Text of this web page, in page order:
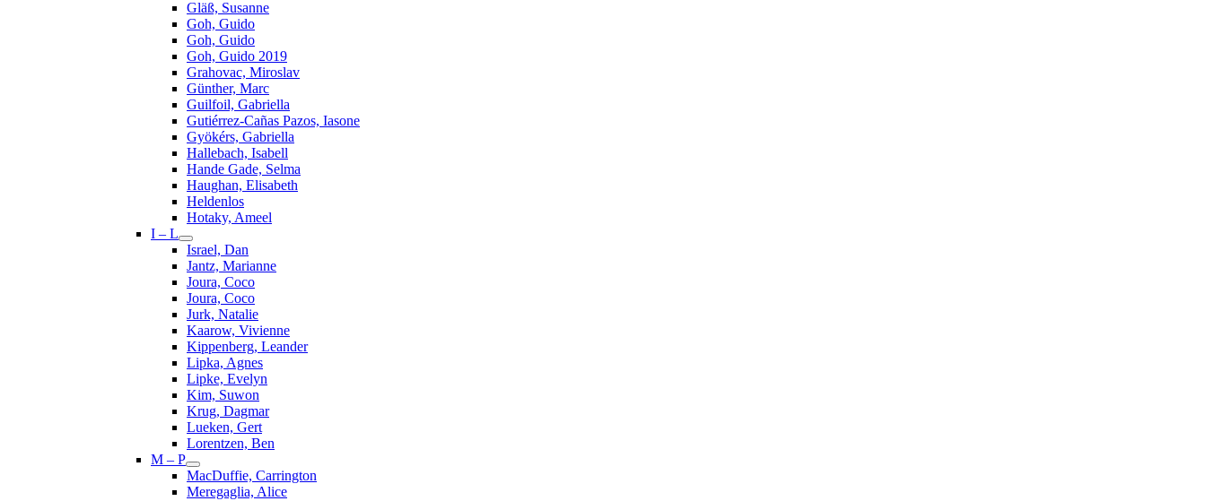
Gläß, Susanne
Goh, Guido
Goh, Guido
Goh, Guido 2019
Grahovac, Miroslav
Günther, Marc
Guilfoil, Gabriella
Gutiérrez-Cañas Pazos, Iasone
Gyökérs, Gabriella
Hallebach, Isabell
Hande Gade, Selma
Haughan, Elisabeth
Heldenlos
Hotaky, Ameel
I – L
Israel, Dan
Jantz, Marianne
Joura, Coco
Joura, Coco
Jurk, Natalie
Kaarow, Vivienne
Kippenberg, Leander
Lipka, Agnes
Lipke, Evelyn
Kim, Suwon
Krug, Dagmar
Lueken, Gert
Lorentzen, Ben
M – P
MacDuffie, Carrington
Meregaglia, Alice